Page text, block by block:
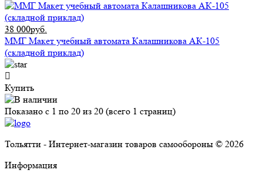
38 000руб.
ММГ Макет учебный автомата Калашникова АК-105
(складной приклад)
Купить
Показано с 1 по 20 из 20 (всего 1 страниц)
Тольятти - Интернет-магазин товаров самообороны © 2026
Информация